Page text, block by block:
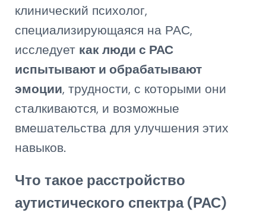
клинический психолог,
специализирующаяся на РАС,
исследует как люди с РАС
испытывают и обрабатывают
эмоции, трудности, с которыми они
сталкиваются, и возможные
вмешательства для улучшения этих
навыков.
Что такое расстройство
аутистического спектра (РАС)